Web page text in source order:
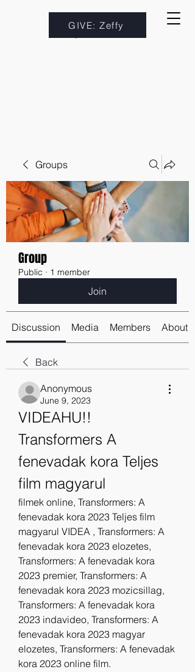
GIVE: Zeffy
Groups
Group
Public · 1 member
Join
Discussion Media Members About
Back
Anonymous
June 9, 2023
VIDEAHU!!
Transformers A
fenevadak kora Teljes
film magyarul
filmek online, Transformers: A
fenevadak kora 2023 Teljes film
magyarul VIDEA , Transformers: A
fenevadak kora 2023 elozetes,
Transformers: A fenevadak kora
2023 premier, Transformers: A
fenevadak kora 2023 mozicsillag,
Transformers: A fenevadak kora
2023 indavideo, Transformers: A
fenevadak kora 2023 magyar
elozetes, Transformers: A fenevadak
kora 2023 online film.